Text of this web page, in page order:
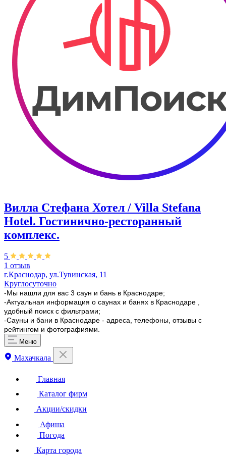
Вилла Стефана Хотел / Villa Stefana
Hotel. Гостинично-ресторанный
комплекс.
5
1 отзыв
г.Краснодар, ул.Тувинская, 11
Круглосуточно
-Мы нашли для вас 3 саун и бань в Краснодаре;
-Актуальная информация о саунах и банях в Краснодаре ,
удобный поиск с фильтрами;
-Сауны и бани в Краснодаре - адреса, телефоны, отзывы с
рейтингом и фотографиями.
Меню
Махачкала
Главная
Каталог фирм
Акции/скидки
Афиша
Погода
Карта города